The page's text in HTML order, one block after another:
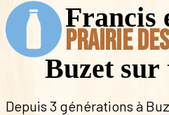
Francis
prairie
Buzet sur
Depuis 3 générations à